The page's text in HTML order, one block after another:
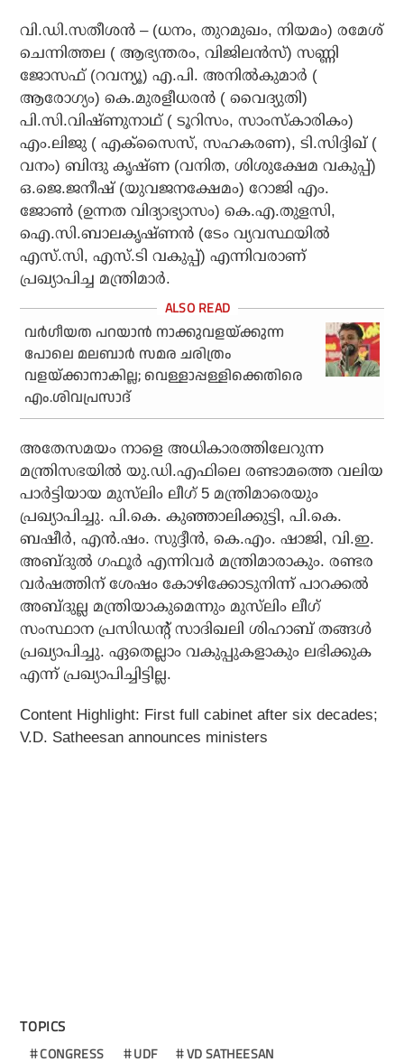
വി.ഡി.സതീശൻ – (ധനം, തുറമുഖം, നിയമം) രമേശ്
ചെന്നിത്തല ( ആഭ്യന്തരം, വിജിലൻസ്) സണ്ണി
ജോസഫ് (റവന്യൂ) എ.പി. അനിൽകുമാർ (
ആരോഗ്യം) കെ.മുരളീധരൻ ( വൈദ്യുതി)
പി.സി.വിഷ്ണുനാഥ് ( ടൂറിസം, സാംസ്‌കാരികം)
എം.ലിജു ( എക്‌സൈസ്, സഹകരണ), ടി.സിദ്ദിഖ് (
വനം) ബിന്ദു കൃഷ്ണ (വനിത, ശിശുക്ഷേമ വകുപ്പ്)
ഒ.ജെ.ജനീഷ് (യുവജനക്ഷേമം) റോജി എം.
ജോൺ (ഉന്നത വിദ്യാഭ്യാസം) കെ.എ.തുളസി,
ഐ.സി.ബാലകൃഷ്ണൻ (ടേം വ്യവസ്ഥയിൽ
എസ്.സി, എസ്.ടി വകുപ്പ്) എന്നിവരാണ്
പ്രഖ്യാപിച്ച മന്ത്രിമാർ.
വർഗീയത പറയാൻ നാക്കുവളയ്ക്കുന്ന
പോലെ മലബാർ സമര ചരിത്രം
വളയ്ക്കാനാകില്ല; വെള്ളാപ്പള്ളിക്കെതിരെ
എം.ശിവപ്രസാദ്
അതേസമയം നാളെ അധികാരത്തിലേറുന്ന
മന്ത്രിസഭയിൽ യു.ഡി.എഫിലെ രണ്ടാമത്തെ വലിയ
പാർട്ടിയായ മുസ്‌ലിം ലീഗ് 5 മന്ത്രിമാരെയും
പ്രഖ്യാപിച്ചു. പി.കെ. കുഞ്ഞാലിക്കുട്ടി, പി.കെ.
ബഷീർ, എൻ.ഷം. സുദ്ദീൻ, കെ.എം. ഷാജി, വി.ഇ.
അബ്ദുൽ ഗഫൂർ എന്നിവർ മന്ത്രിമാരാകും. രണ്ടര
വർഷത്തിന് ശേഷം കോഴിക്കോടുനിന്ന് പാറക്കൽ
അബ്ദുല്ല മന്ത്രിയാകുമെന്നും മുസ്‌ലിം ലീഗ്
സംസ്ഥാന പ്രസിഡന്റ് സാദിഖലി ശിഹാബ് തങ്ങൾ
പ്രഖ്യാപിച്ചു. ഏതെല്ലാം വകുപ്പുകളാകും ലഭിക്കുക
എന്ന് പ്രഖ്യാപിച്ചിട്ടില്ല.
Content Highlight: First full cabinet after six decades;
V.D. Satheesan announces ministers
TOPICS
CONGRESS UDF VD SATHEESAN